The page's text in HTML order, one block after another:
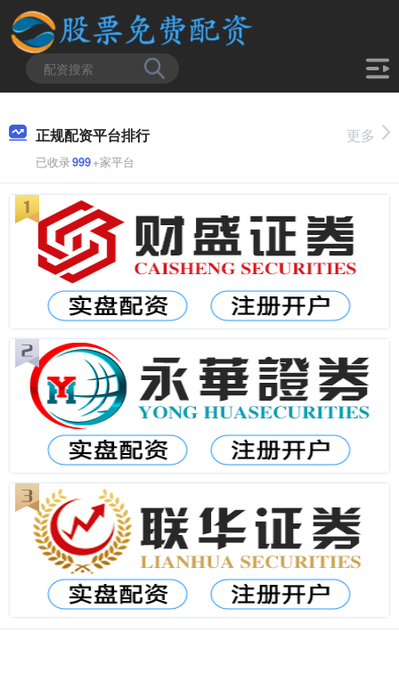
正规配资平台排行
已收录999+家平台
更多